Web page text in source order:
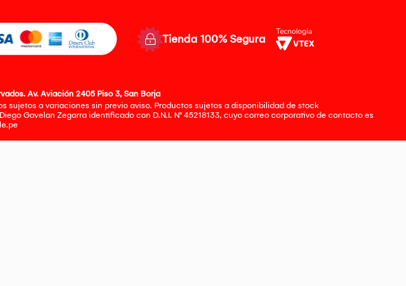
Tienda 100% Segura
Av. Aviación 2405 Piso 3, San Borja
a variaciones sin previo aviso. Productos sujetos a disponibilidad de stock
Gavelan Zegarra identificado con D.N.I. N° 45218133, cuyo correo corporativo de contacto es